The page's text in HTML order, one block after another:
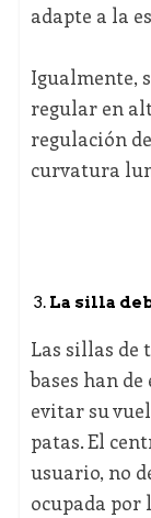
adapte a la
Igualmente,
regular en
regulación
curvatura
La silla
Las sillas de
bases han
evitar su
patas. El
usuario, no
ocupada por